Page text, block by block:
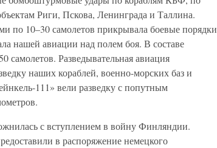
Риги, Пскова, Ленинграда и Таллина.
по 10–30 самолетов прикрывала боевые порядки
нашей авиации над полем боя. В составе
самолетов. Разведывательная авиация
наших кораблей, военно-морских баз и
111» вели разведку с попутным
с вступлением в войну Финляндии.
в распоряжение немецкого